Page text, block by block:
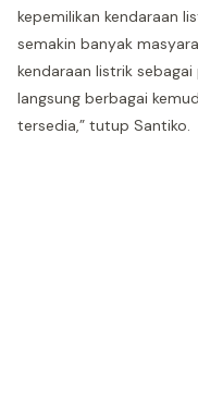
kepemilikan kendaraan
semakin banyak
kendaraan listrik
langsung berbagai
tersedia,” tutup Santiko.